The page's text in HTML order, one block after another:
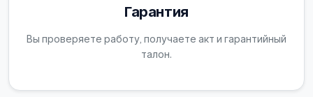
Гарантия
Вы проверяете работу, получаете акт и гарантийный
талон.